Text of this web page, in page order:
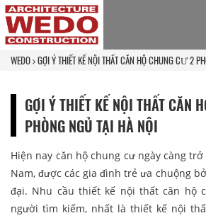
WEDO GỢI Ý THIẾT KẾ NỘI THẤT CĂN HỘ CHUNG CƯ 2
GỢI Ý THIẾT KẾ NỘI THẤT CĂN
PHÒNG NGỦ TẠI HÀ NỘI
Hiện nay căn hộ chung cư ngày càng
Nam, được các gia đình trẻ ưa chuộng
đại. Nhu cầu thiết kế nội thất căn hộ
người tìm kiếm, nhất là thiết kế nội